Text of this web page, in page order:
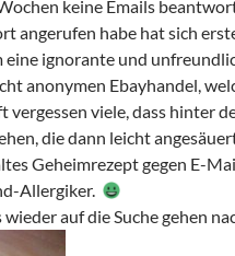
keine Emails
angerufen habe hat sich
eine ignorante und
anonymen Ebayhandel,
vergessen viele, dass hinter
die dann leicht
Geheimrezept gegen E-
Allergiker.
auf die Suche gehen